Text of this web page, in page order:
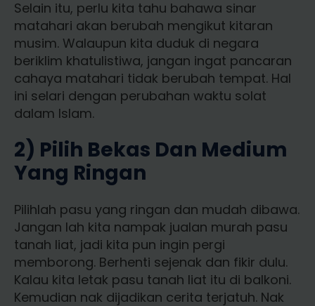
Selain itu, perlu kita tahu bahawa sinar
matahari akan berubah mengikut kitaran
musim. Walaupun kita duduk di negara
beriklim khatulistiwa, jangan ingat pancaran
cahaya matahari tidak berubah tempat. Hal
ini selari dengan perubahan waktu solat
dalam Islam.
2) Pilih Bekas Dan Medium
Yang Ringan
Pilihlah pasu yang ringan dan mudah dibawa.
Jangan lah kita nampak jualan murah pasu
tanah liat, jadi kita pun ingin pergi
memborong. Berhenti sejenak dan fikir dulu.
Kalau kita letak pasu tanah liat itu di balkoni.
Kemudian nak dijadikan cerita terjatuh. Nak